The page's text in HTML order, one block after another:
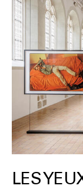
LES